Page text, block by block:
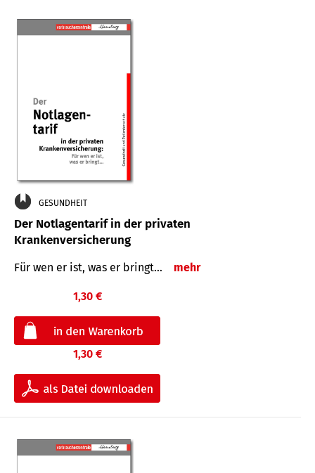
GESUNDHEIT
Der Notlagentarif in der privaten
Krankenversicherung
Für wen er ist, was er bringt… mehr
1,30 €
1,30 €